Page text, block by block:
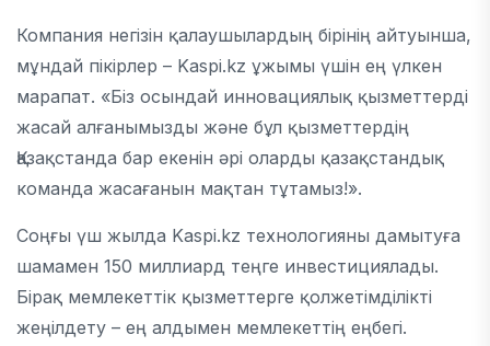
Компания негізін қалаушылардың бірінің айтуынша,
мұндай пікірлер – Kaspi.kz ұжымы үшін ең үлкен
марапат. «Біз осындай инновациялық қызметтерді
жасай алғанымызды және бұл қызметтердің
Қазақстанда бар екенін әрі оларды қазақстандық
команда жасағанын мақтан тұтамыз!».
Соңғы үш жылда Kaspi.kz технологияны дамытуға
шамамен 150 миллиард теңге инвестициялады.
Бірақ мемлекеттік қызметтерге қолжетімділікті
жеңілдету – ең алдымен мемлекеттің еңбегі.